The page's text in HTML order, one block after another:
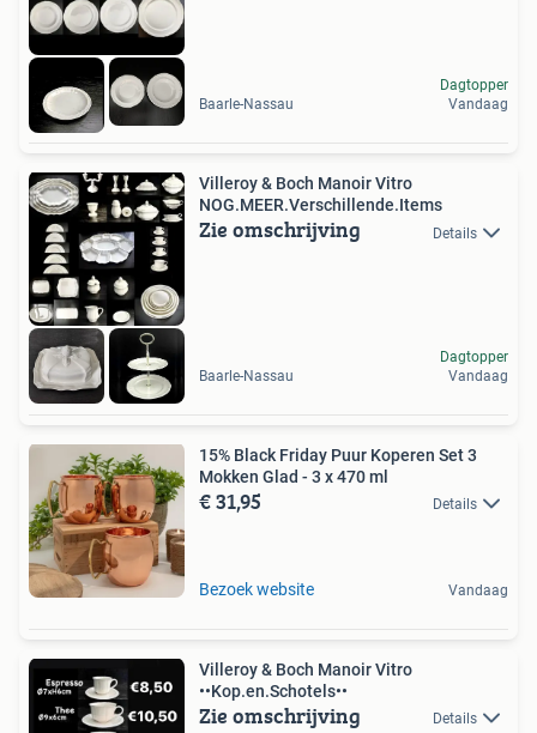
Baarle-Nassau
Dagtopper
Vandaag
Villeroy & Boch Manoir Vitro
NOG.MEER.Verschillende.Items
Zie omschrijving Details
Baarle-Nassau
Dagtopper
Vandaag
15% Black Friday Puur Koperen Set 3
Mokken Glad - 3 x 470 ml
€ 31,95 Details
Bezoek website Vandaag
Villeroy & Boch Manoir Vitro
••Kop.en.Schotels••
Zie omschrijving Details